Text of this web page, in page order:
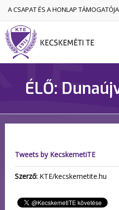
A CSAPAT ÉS A HONLAP
ÉLŐ:
Tweets by KecskemetiTE
Szerző: KTE/kecskemetite.hu